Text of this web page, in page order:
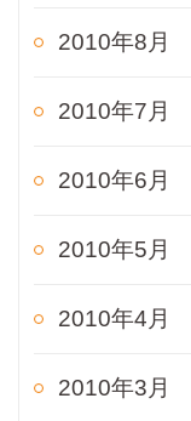
2010年8月
2010年7月
2010年6月
2010年5月
2010年4月
2010年3月